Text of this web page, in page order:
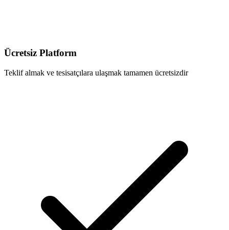
Ücretsiz Platform
Teklif almak ve tesisatçılara ulaşmak tamamen ücretsizdir